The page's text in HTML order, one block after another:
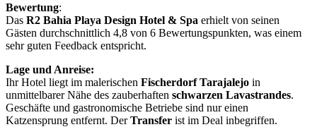
Bewertung:
Das R2 Bahia Playa Design Hotel & Spa erhielt von seinen
Gästen durchschnittlich 4,8 von 6 Bewertungspunkten, was einem
sehr guten Feedback entspricht.
Lage und Anreise:
Ihr Hotel liegt im malerischen Fischerdorf Tarajalejo in
unmittelbarer Nähe des zauberhaften schwarzen Lavastrandes.
Geschäfte und gastronomische Betriebe sind nur einen
Katzensprung entfernt. DerTransfer ist im Deal inbegriffen.